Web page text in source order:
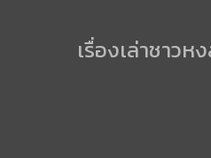
เรื่องเล่าชาว